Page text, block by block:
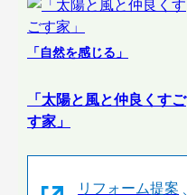
「自然を感じる」
「太陽と風と仲良くすご
す家」
リフォーム提案